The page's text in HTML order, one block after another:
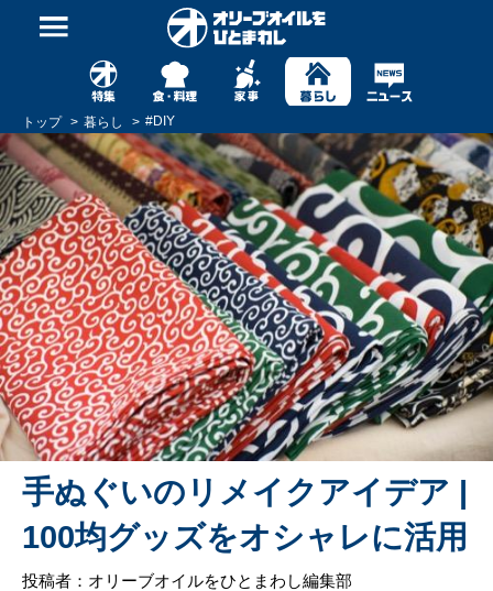
トップ 暮らし #DIY
手ぬぐいのリメイクアイデア |
100均グッズをオシャレに活用
投稿者：オリーブオイルをひとまわし編集部